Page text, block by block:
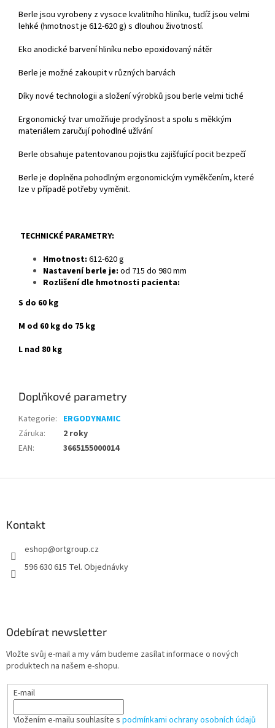
Berle jsou vyrobeny z vysoce kvalitního hliníku, tudíž jsou velmi
lehké (hmotnost je 612-620 g) s dlouhou životností.
Eko anodické barvení hliníku nebo epoxidovaný nátěr
Berle je možné zakoupit v různých barvách
Díky nové technologii a složení výrobků jsou berle velmi tiché
Ergonomický tvar umožňuje prodyšnost a spolu s měkkým
materiálem zaručují pohodlné užívání
Berle obsahuje patentovanou pojistku zajišťující pocit bezpečí
Berle je doplněna pohodlným ergonomickým vyměkčením, které
lze v případě potřeby vyměnit.
TECHNICKÉ PARAMETRY:
Hmotnost: 612-620 g
Nastavení berle je: od 715 do 980 mm
Rozlišení dle hmotnosti pacienta:
S do 60 kg
M od 60 kg do 75 kg
L nad 80 kg
Doplňkové parametry
Kategorie: ERGODYNAMIC
Záruka:
2 roky
EAN: 3665155000014
Kontakt
eshop@ortgroup.cz
596 630 615 Tel. Objednávky
Odebírat newsletter
Vložte svůj e-mail a my vám budeme zasílat informace o nových
produktech na našem e-shopu.
E-mail
Vložením e-mailu souhlasíte s podmínkami ochrany osobních údajů